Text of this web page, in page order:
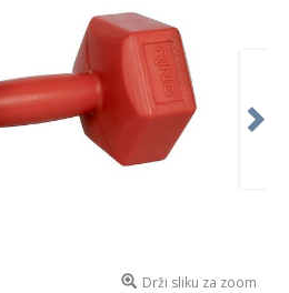
Drži sliku za zoom